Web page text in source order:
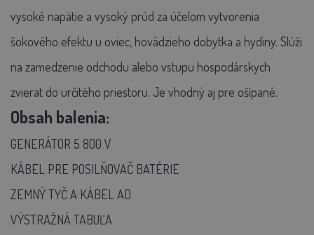
vysoké napätie a vysoký prúd za účelom vytvorenia
šokového efektu u oviec, hovädzieho dobytka a hydiny. Slúži
na zamedzenie odchodu alebo vstupu hospodárskych
zvierat do určitého priestoru. Je vhodný aj pre ošípané.
Obsah balenia:
GENERÁTOR 5 800 V
KÁBEL PRE POSILŇOVAČ BATÉRIE
ZEMNÝ TYČ A KÁBEL AD
VÝSTRAŽNÁ TABUĽA